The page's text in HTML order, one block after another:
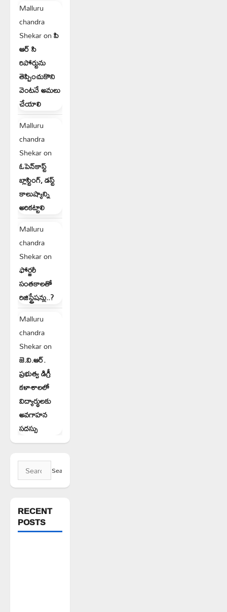
Malluru
chandra
Shekaronపి
ఆర్ సి
రిపోర్టును
తెప్పించుకొని
వెంటనే అమలు
చేయాలి
Malluru
chandra
Shekaron
ఓపెన్‌కాస్ట్
బ్లాస్టింగ్, డస్ట్
కాలుష్యాన్ని
అరికట్టాలి
Malluru
chandra
Shekaron
ఫోర్జరీ
సంతకాలతో
రిజిస్ట్రేషన్లు..?
Malluru
chandra
Shekaron
జె.వి.ఆర్.
ప్రభుత్వ డిగ్రీ
కళాశాలలో
విద్యార్థులకు
అవగాహన
సదస్సు
Search
for:
RECENT
POSTS